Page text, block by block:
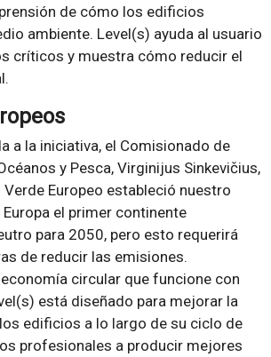
de cómo los edificios
ambiente. Level(s) ayuda al usuario
críticos y muestra cómo reducir el
a la iniciativa, el Comisionado de
y Pesca, Virginijus Sinkevičius,
Verde Europeo estableció nuestro
el primer continente
para 2050, pero esto requerirá
de reducir las emisiones.
circular que funcione con
está diseñado para mejorar la
edificios a lo largo de su ciclo de
profesionales a producir mejores